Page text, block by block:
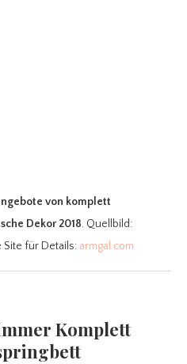
von komplett
Dekor 2018. Quellbild:
Site für Details: armgal.com
Komplett